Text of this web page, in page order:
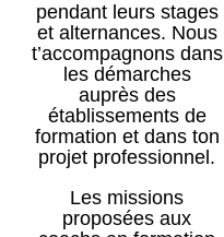
pendant leurs stages
et alternances. Nous
t’accompagnons dans
les démarches
auprès des
établissements de
formation et dans ton
projet professionnel.
Les missions
proposées aux